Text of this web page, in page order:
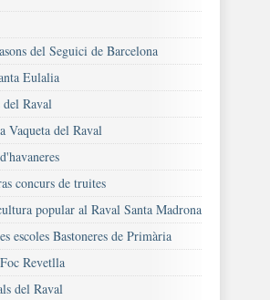
del Seguici de Barcelona
Eulalia
del Raval
Vaqueta del Raval
concurs de truites
popular al Raval Santa Madrona
escoles Bastoneres de Primària
Revetlla
del Raval